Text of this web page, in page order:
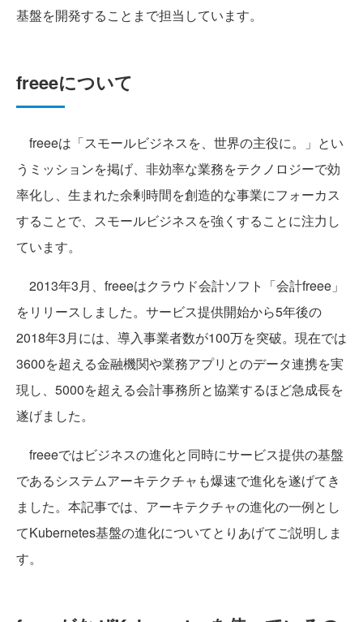
基盤を開発することまで担当しています。
freeeについて
freeeは「スモールビジネスを、世界の主役に。」とい
うミッションを掲げ、非効率な業務をテクノロジーで効
率化し、生まれた余剰時間を創造的な事業にフォーカス
することで、スモールビジネスを強くすることに注力し
ています。
2013年3月、freeeはクラウド会計ソフト「会計freee」
をリリースしました。サービス提供開始から5年後の
2018年3月には、導入事業者数が100万を突破。現在では
3600を超える金融機関や業務アプリとのデータ連携を実
現し、5000を超える会計事務所と協業するほど急成長を
遂げました。
freeeではビジネスの進化と同時にサービス提供の基盤
であるシステムアーキテクチャも爆速で進化を遂げてき
ました。本記事では、アーキテクチャの進化の一例とし
てKubernetes基盤の進化についてとりあげてご説明しま
す。